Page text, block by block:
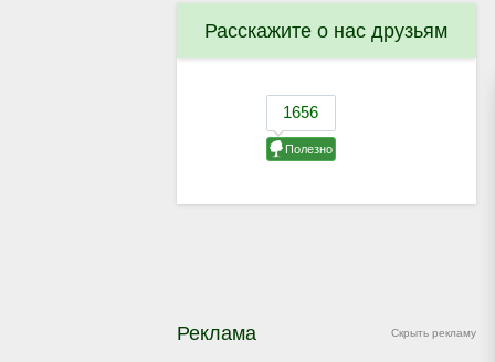
Расскажите о нас друзьям
Скрыть рекламу
Реклама